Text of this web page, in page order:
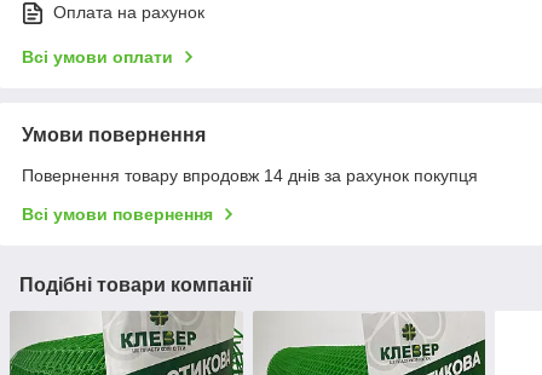
Оплата на рахунок
Всі умови оплати
Умови повернення
Повернення товару впродовж 14 днів за рахунок покупця
Всі умови повернення
Подібні товари компанії